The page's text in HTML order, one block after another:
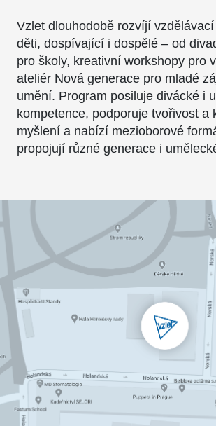
Vzlet dlouhodobě rozvíjí
děti, dospívající i dospělé – od
pro školy, kreativní workshopy pro
ateliér Nová generace pro mladé
umění. Program posiluje divácké i
kompetence, podporuje tvořivost a
myšlení a nabízí mezioborové
propojují různé generace i